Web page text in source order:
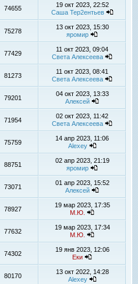
74655
19 окт 2023, 22:52
Саша Тер2ентьев
75278
13 окт 2023, 15:30
яромир
77429
11 окт 2023, 09:04
Света Алексеева
81273
11 окт 2023, 08:41
Света Алексеева
79201
04 окт 2023, 13:33
Алексей
71954
02 окт 2023, 11:42
Света Алексеева
75759
14 апр 2023, 11:06
Alexey
88751
02 апр 2023, 21:19
яромир
73071
01 апр 2023, 15:52
Алексей
78927
19 мар 2023, 17:35
М.Ю.
77632
19 мар 2023, 17:34
М.Ю.
74302
19 янв 2023, 12:06
Еки
80170
13 окт 2022, 14:28
Alexey